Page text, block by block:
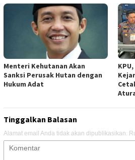
Menteri Kehutanan Akan
Sanksi Perusak Hutan dengan
Hukum Adat
Tinggalkan Balasan
Alamat email Anda tidak akan dipublikasikan.